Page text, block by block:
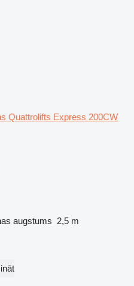
Quattrolifts Express 200CW
augstums 2,5 m